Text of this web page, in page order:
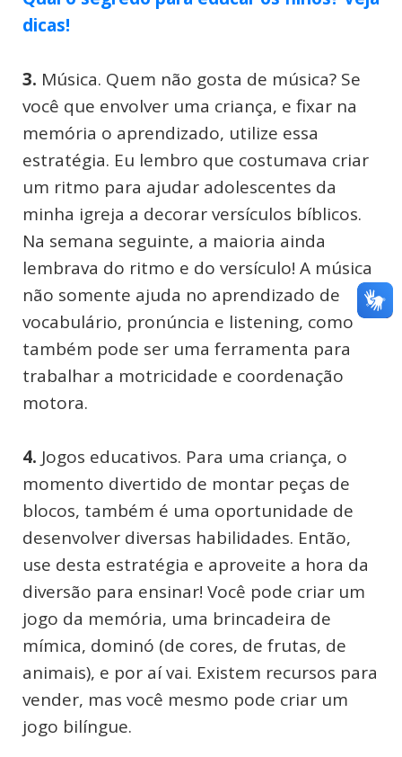
dicas!
3. Música. Quem não gosta de música? Se
você que envolver uma criança, e fixar na
memória o aprendizado, utilize essa
estratégia. Eu lembro que costumava criar
um ritmo para ajudar adolescentes da
minha igreja a decorar versículos bíblicos.
Na semana seguinte, a maioria ainda
lembrava do ritmo e do versículo! A música
não somente ajuda no aprendizado de
vocabulário, pronúncia e listening, como
também pode ser uma ferramenta para
trabalhar a motricidade e coordenação
motora.
4. Jogos educativos. Para uma criança, o
momento divertido de montar peças de
blocos, também é uma oportunidade de
desenvolver diversas habilidades. Então,
use desta estratégia e aproveite a hora da
diversão para ensinar! Você pode criar um
jogo da memória, uma brincadeira de
mímica, dominó (de cores, de frutas, de
animais), e por aí vai. Existem recursos para
vender, mas você mesmo pode criar um
jogo bilíngue.